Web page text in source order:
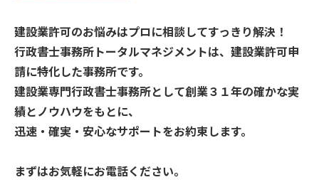
建設業許可のお悩みはプロに相談してすっきり解決！
行政書士事務所トータルマネジメントは、建設業許可申
請に特化した事務所です。
建設業専門行政書士事務所として創業３１年の確かな実
績とノウハウをもとに、
迅速・確実・安心なサポートをお約束します。
まずはお気軽にお電話ください。